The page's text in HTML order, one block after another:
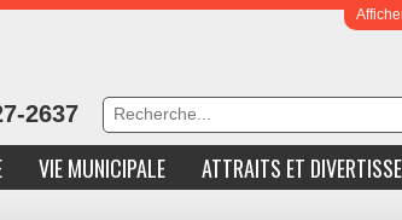
2637
VIE MUNICIPALE ATTRAITS ET